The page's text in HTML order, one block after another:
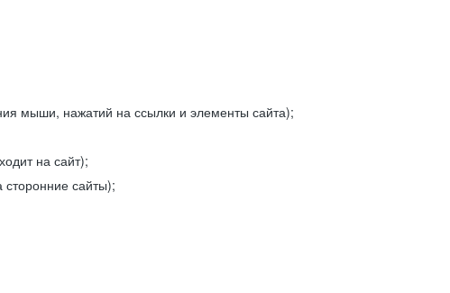
мыши, нажатий на ссылки и элементы сайта);
на сайт);
сторонние сайты);